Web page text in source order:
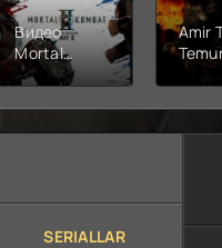
Видео
Mortal
kombat 2 /
(2026)
Uzbek tilida
Amir
2026
SERIALLAR